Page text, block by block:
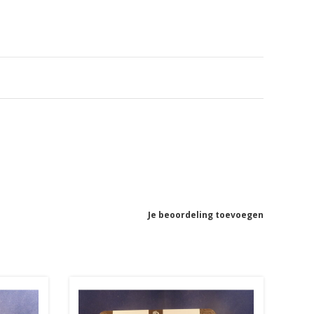
Je beoordeling toevoegen